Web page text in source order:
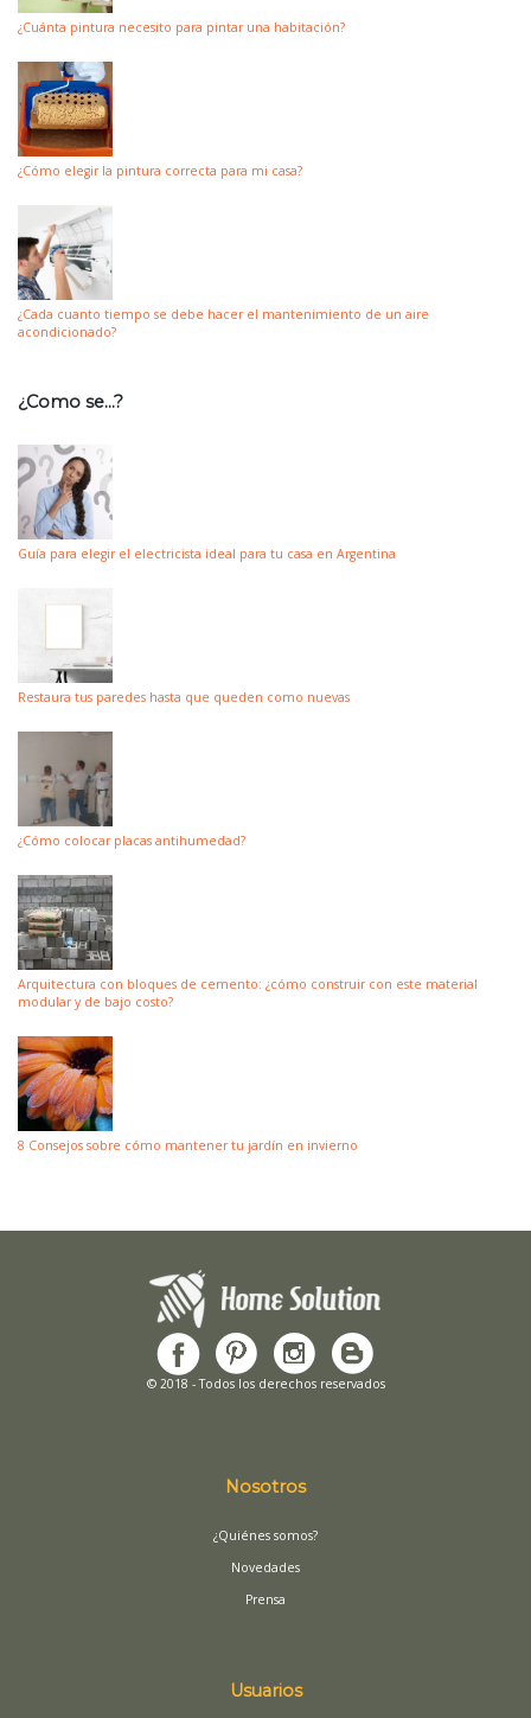
¿Cuánta pintura necesito para pintar una habitación?
¿Cómo elegir la pintura correcta para mi casa?
¿Cada cuanto tiempo se debe hacer el mantenimiento de un aire
acondicionado?
¿Como se…?
Guía para elegir el electricista ideal para tu casa en Argentina
Restaura tus paredes hasta que queden como nuevas
¿Cómo colocar placas antihumedad?
Arquitectura con bloques de cemento: ¿cómo construir con este material
modular y de bajo costo?
8 Consejos sobre cómo mantener tu jardín en invierno
© 2018 - Todos los derechos reservados
Nosotros
¿Quiénes somos?
Novedades
Prensa
Usuarios